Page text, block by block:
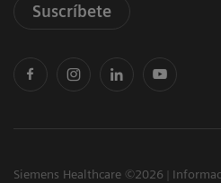
Suscríbete
Siemens Healthcare ©2026